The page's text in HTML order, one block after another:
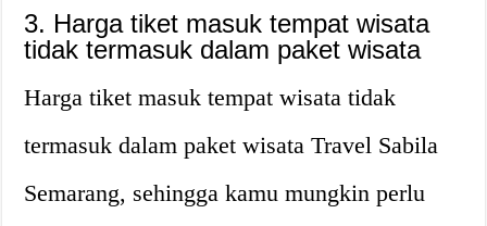
3. Harga tiket masuk tempat wisata
tidak termasuk dalam paket wisata
Harga tiket masuk tempat wisata tidak
termasuk dalam paket wisata Travel Sabila
Semarang, sehingga kamu mungkin perlu